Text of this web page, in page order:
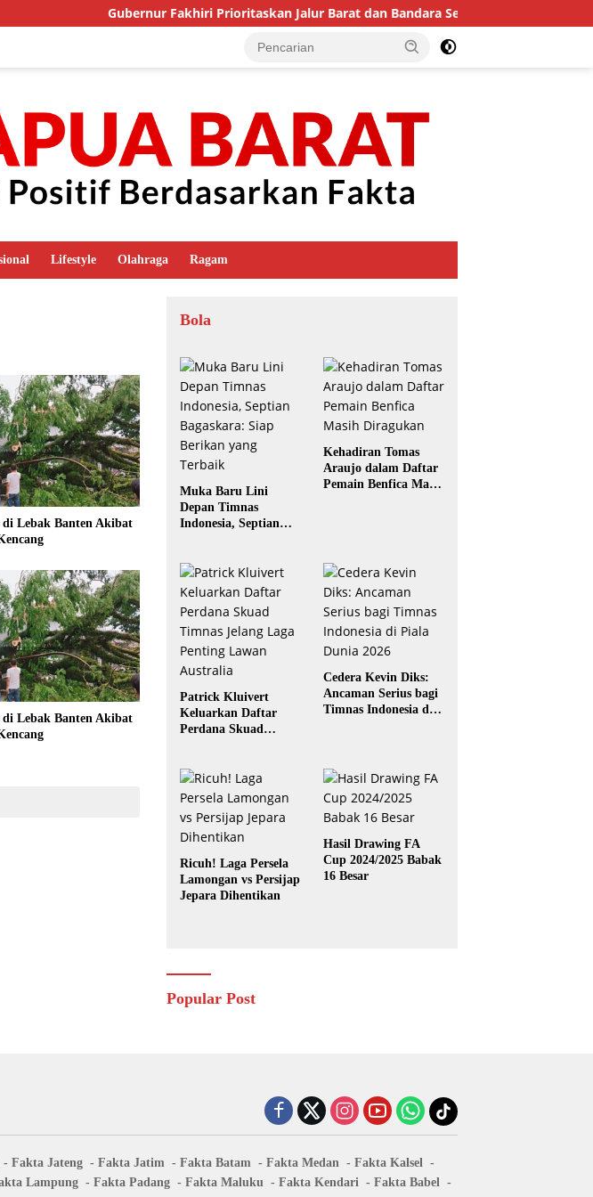
Gubernur Fakhiri Prioritaskan Jalur Barat dan Bandara Serui untuk Perkuat
Lifestyle Olahraga Ragam
di Lebak Banten Akibat
di Lebak Banten Akibat
Bola
Muka Baru Lini
Depan Timnas
Indonesia, Septian
Kehadiran Tomas
Araujo dalam Daftar
Pemain Benfica Masih
Patrick Kluivert
Keluarkan Daftar
Perdana Skuad
Australia
Cedera Kevin Diks:
Ancaman Serius bagi
Timnas Indonesia di
Ricuh! Laga Persela
Lamongan vs Persijap
Jepara Dihentikan
Hasil Drawing FA
Cup 2024/2025 Babak
16 Besar
Popular Post
Fakta Jateng Fakta Jatim Fakta Batam Fakta Medan
Fakta Kalsel
Lampung Fakta Padang Fakta Maluku Fakta Kendari
Fakta Babel